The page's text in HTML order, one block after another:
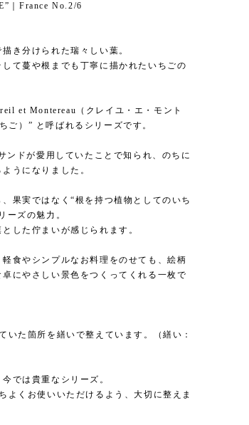
｜France No.2/6
き分けられた瑞々しい葉。
て蔓や根までも丁寧に描かれたいちごの
et Montereau（クレイユ・エ・モント
ご）” と呼ばれるシリーズです。
ンドが愛用していたことで知られ、のちに
うになりました。
果実ではなく“根を持つ植物としてのいち
ーズの魅力。
した佇まいが感じられます。
食やシンプルなお料理をのせても、絵柄
にやさしい景色をつくってくれる一枚で
いた箇所を繕いで整えています。（繕い：
では貴重なシリーズ。
よくお使いいただけるよう、大切に整えま